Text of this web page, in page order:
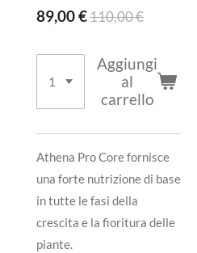
89,00 €110,00 €
Aggiungi
al
carrello
Athena Pro Core fornisce
una forte nutrizione di base
in tutte le fasi della
crescita e la fioritura delle
piante.